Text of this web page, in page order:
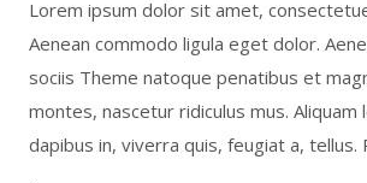
Lorem ipsum dolor sit amet,
Aenean commodo ligula eget dolor.
sociis Theme natoque penatibus et
montes, nascetur ridiculus mus. Aliquam
dapibus in, viverra quis, feugiat a, tellus.